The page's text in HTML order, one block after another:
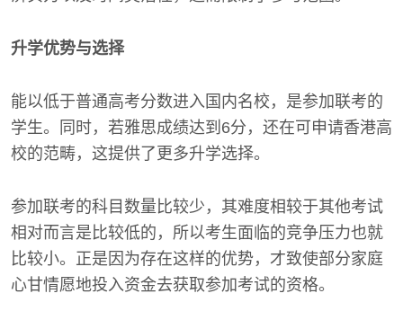
升学优势与选择
能以低于普通高考分数进入国内名校，是参加联考的
学生。同时，若雅思成绩达到6分，还在可申请香港高
校的范畴，这提供了更多升学选择。
参加联考的科目数量比较少，其难度相较于其他考试
相对而言是比较低的，所以考生面临的竞争压力也就
比较小。正是因为存在这样的优势，才致使部分家庭
心甘情愿地投入资金去获取参加考试的资格。